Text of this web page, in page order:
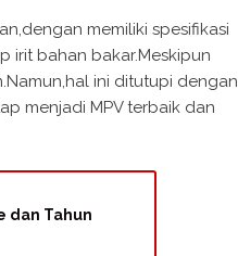
memiliki spesifikasi
irit bahan bakar.Meskipun
ini ditutupi dengan
menjadi MPV terbaik dan
dan Tahun